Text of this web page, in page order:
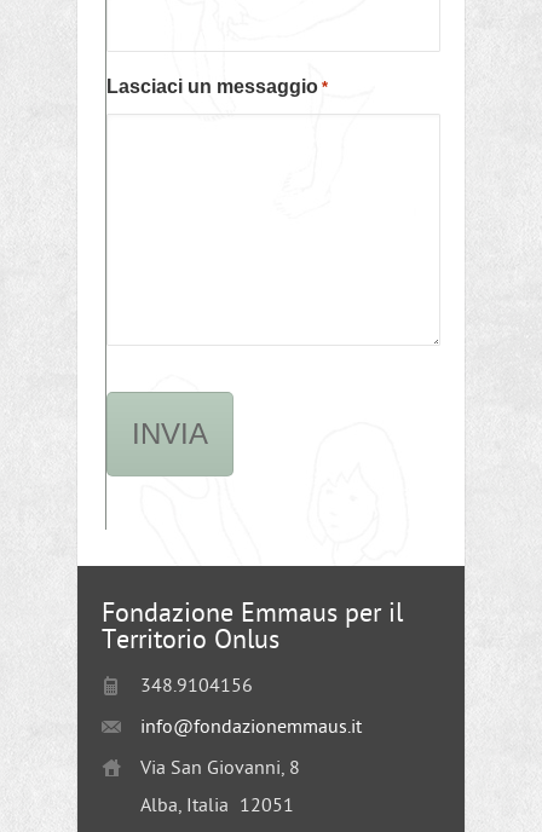
Lasciaci un messaggio *
Fondazione Emmaus per il
Territorio Onlus
348.9104156
info@fondazionemmaus.it
Via San Giovanni, 8
Alba, Italia 12051